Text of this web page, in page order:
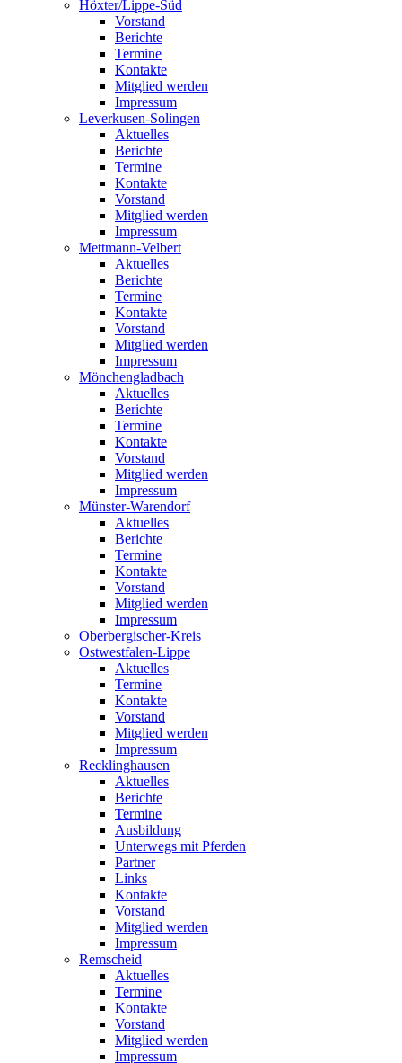
Höxter/Lippe-Süd
Vorstand
Berichte
Termine
Kontakte
Mitglied werden
Impressum
Leverkusen-Solingen
Aktuelles
Berichte
Termine
Kontakte
Vorstand
Mitglied werden
Impressum
Mettmann-Velbert
Aktuelles
Berichte
Termine
Kontakte
Vorstand
Mitglied werden
Impressum
Mönchengladbach
Aktuelles
Berichte
Termine
Kontakte
Vorstand
Mitglied werden
Impressum
Münster-Warendorf
Aktuelles
Berichte
Termine
Kontakte
Vorstand
Mitglied werden
Impressum
Oberbergischer-Kreis
Ostwestfalen-Lippe
Aktuelles
Termine
Kontakte
Vorstand
Mitglied werden
Impressum
Recklinghausen
Aktuelles
Berichte
Termine
Ausbildung
Unterwegs mit Pferden
Partner
Links
Kontakte
Vorstand
Mitglied werden
Impressum
Remscheid
Aktuelles
Termine
Kontakte
Vorstand
Mitglied werden
Impressum